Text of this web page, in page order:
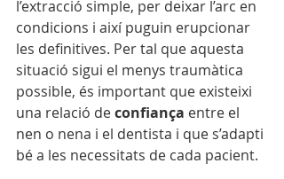
l’extracció simple, per deixar l’arc en
condicions i així puguin erupcionar
les definitives. Per tal que aquesta
situació sigui el menys traumàtica
possible, és important que existeixi
una relació de confiança entre el
nen o nena i el dentista i que s’adapti
bé a les necessitats de cada pacient.